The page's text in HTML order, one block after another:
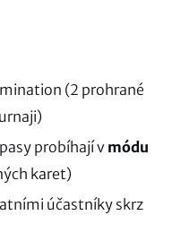
(2 prohrané
probíhají v módu
karet)
účastníky skrz